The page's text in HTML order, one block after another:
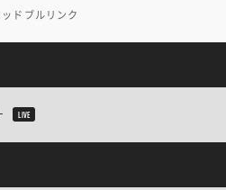
ッドブルリンク
LIVE